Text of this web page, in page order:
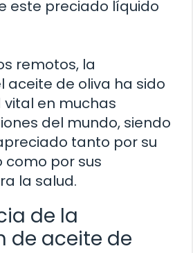
este preciado líquido
remotos, la
aceite de oliva ha sido
en muchas
del mundo, siendo
tanto por su
como por sus
la salud.
de la
de aceite de